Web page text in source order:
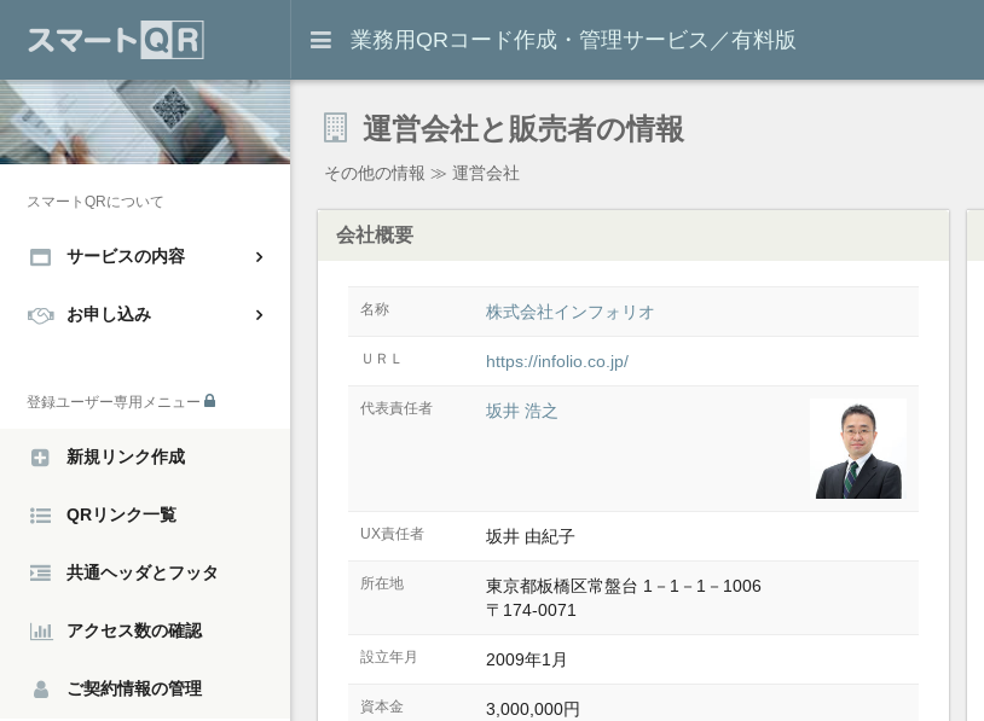
業務用QRコード作成・管理サービス／有料版
スマートQRについて
サービスの内容
お申し込み
登録ユーザー専用メニュー
新規リンク作成
QRリンク一覧
共通ヘッダとフッタ
アクセス数の確認
ご契約情報の管理
運営会社と販売者の情報
その他の情報 ≫ 運営会社
会社概要
名称 株式会社インフォリオ
ＵＲＬ https://infolio.co.jp/
代表責任者 坂井 浩之
UX責任者 坂井 由紀子
所在地
東京都板橋区常盤台 1－1－1－1006
〒174-0071
設立年月 2009年1月
資本金 3,000,000円